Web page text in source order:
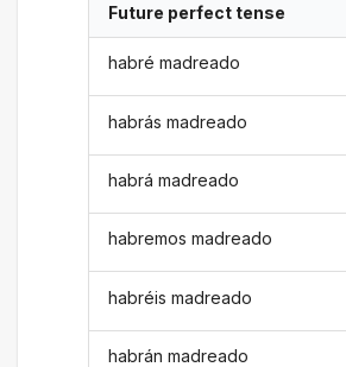
Future perfect tense
habré madreado
habrás madreado
habrá madreado
habremos madreado
habréis madreado
habrán madreado